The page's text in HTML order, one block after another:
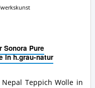
Sonora Pure
in h.grau-natur
Teppich Wolle in